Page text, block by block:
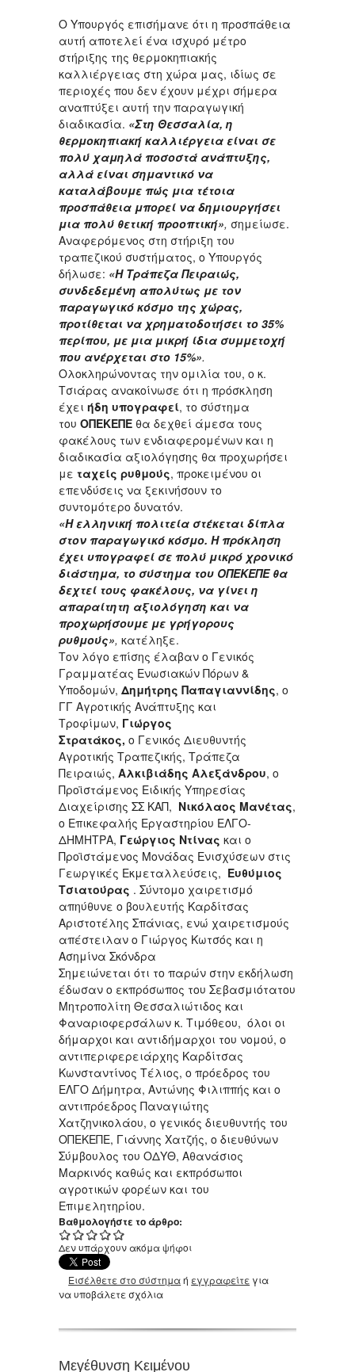
Ο Υπουργός επισήμανε ότι η προσπάθεια
αυτή αποτελεί ένα ισχυρό μέτρο
στήριξης της θερμοκηπιακής
καλλιέργειας στη χώρα μας, ιδίως σε
περιοχές που δεν έχουν μέχρι σήμερα
αναπτύξει αυτή την παραγωγική
διαδικασία. «Στη Θεσσαλία, η
θερμοκηπιακή καλλιέργεια είναι σε
πολύ χαμηλά ποσοστά ανάπτυξης,
αλλά είναι σημαντικό να
καταλάβουμε πώς μια τέτοια
προσπάθεια μπορεί να δημιουργήσει
μια πολύ θετική προοπτική», σημείωσε.
Αναφερόμενος στη στήριξη του
τραπεζικού συστήματος, ο Υπουργός
δήλωσε: «Η Τράπεζα Πειραιώς,
συνδεδεμένη απολύτως με τον
παραγωγικό κόσμο της χώρας,
προτίθεται να χρηματοδοτήσει το 35%
περίπου, με μια μικρή ίδια συμμετοχή
που ανέρχεται στο 15%».
Ολοκληρώνοντας την ομιλία του, ο κ.
Τσιάρας ανακοίνωσε ότι η πρόσκληση
έχει ήδη υπογραφεί, το σύστημα
του ΟΠΕΚΕΠΕ θα δεχθεί άμεσα τους
φακέλους των ενδιαφερομένων και η
διαδικασία αξιολόγησης θα προχωρήσει
με ταχείς ρυθμούς, προκειμένου οι
επενδύσεις να ξεκινήσουν το
συντομότερο δυνατόν.
«Η ελληνική πολιτεία στέκεται δίπλα
στον παραγωγικό κόσμο. Η πρόκληση
έχει υπογραφεί σε πολύ μικρό χρονικό
διάστημα, το σύστημα του ΟΠΕΚΕΠΕ θα
δεχτεί τους φακέλους, να γίνει η
απαραίτητη αξιολόγηση και να
προχωρήσουμε με γρήγορους
ρυθμούς», κατέληξε.
Τον λόγο επίσης έλαβαν ο Γενικός
Γραμματέας Ενωσιακών Πόρων &
Υποδομών, Δημήτρης Παπαγιαννίδης, ο
ΓΓ Αγροτικής Ανάπτυξης και
Τροφίμων, Γιώργος
Στρατάκος, ο Γενικός Διευθυντής
Αγροτικής Τραπεζικής, Τράπεζα
Πειραιώς, Αλκιβιάδης Αλεξάνδρου, ο
Προϊστάμενος Ειδικής Υπηρεσίας
Διαχείρισης ΣΣ ΚΑΠ, Νικόλαος Μανέτας,
ο Επικεφαλής Εργαστηρίου ΕΛΓΟ-
ΔΗΜΗΤΡΑ, Γεώργιος Ντίνας και ο
Προϊστάμενος Μονάδας Ενισχύσεων στις
Γεωργικές Εκμεταλλεύσεις, Ευθύμιος
Τσιατούρας . Σύντομο χαιρετισμό
απηύθυνε ο βουλευτής Καρδίτσας
Αριστοτέλης Σπάνιας, ενώ χαιρετισμούς
απέστειλαν ο Γιώργος Κωτσός και η
Ασημίνα Σκόνδρα
Σημειώνεται ότι το παρών στην εκδήλωση
έδωσαν ο εκπρόσωπος του Σεβασμιότατου
Μητροπολίτη Θεσσαλιώτιδος και
Φαναριοφερσάλων κ. Τιμόθεου, όλοι οι
δήμαρχοι και αντιδήμαρχοι του νομού, ο
αντιπεριφερειάρχης Καρδίτσας
Κωνσταντίνος Τέλιος, ο πρόεδρος του
ΕΛΓΟ Δήμητρα, Αντώνης Φιλιππής και ο
αντιπρόεδρος Παναγιώτης
Χατζηνικολάου, ο γενικός διευθυντής του
ΟΠΕΚΕΠΕ, Γιάννης Χατζής, ο διευθύνων
Σύμβουλος του ΟΔΥΘ, Αθανάσιος
Μαρκινός καθώς και εκπρόσωποι
αγροτικών φορέων και του
Επιμελητηρίου.
Βαθμολογήστε το άρθρο:
Δεν υπάρχουν ακόμα ψήφοι
Εισέλθετε στο σύστημαή εγγραφείτε για
να υποβάλετε σχόλια
Μεγέθυνση Κειμένου